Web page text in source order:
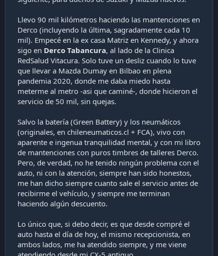
Llevo 90 mil kilómetros haciendo las mantenciones en
Derco (incluyendo la última, sagradamente cada 10
mil). Empecé en la ex casa Matriz en Kennedy, y ahora
sigo en Derco Tabancura, al lado de la Clinica
RedSalud Vitacura. Solo tuve un desliz cuando lo tuve
que llevar a Mazda Dumay en Bilbao en plena
pandemia 2020, donde me daba miedo hasta
meterme al metro -asi que caminé-, donde hicieron el
servicio de 50 mil, sin quejas.
Salvo la batería (Green Battery) y los neumáticos
(originales, en chileneumaticos.cl + FCA), vivo con
aparente e ingenua tranquilidad mental, y con mi libro
de mantenciones con puros timbres de talleres Derco.
Pero, de verdad, no he tenido ningún problema con el
auto, ni con la atención, siempre han sido honestos,
me han dicho siempre cuanto sale el servicio antes de
recibirme el vehículo, y siempre me terminan
haciendo algún descuento.
Lo único que, si debo decir, es que desde compré el
auto hasta el día de hoy, el mismo recepcionista, en
ambos lados, me ha atendido siempre, y me viene